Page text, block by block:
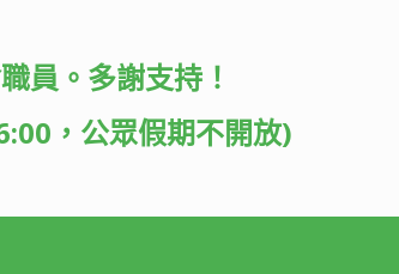
員。多謝支持！
，公眾假期不開放)